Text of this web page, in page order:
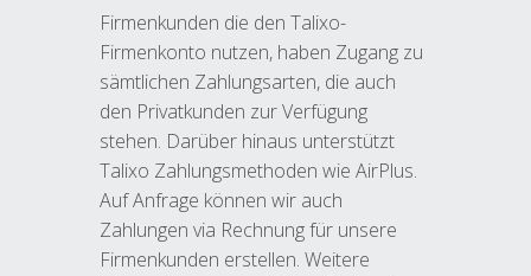
Firmenkunden die den Talixo-
Firmenkonto nutzen, haben Zugang zu
sämtlichen Zahlungsarten, die auch
den Privatkunden zur Verfügung
stehen. Darüber hinaus unterstützt
Talixo Zahlungsmethoden wie AirPlus.
Auf Anfrage können wir auch
Zahlungen via Rechnung für unsere
Firmenkunden erstellen. Weitere